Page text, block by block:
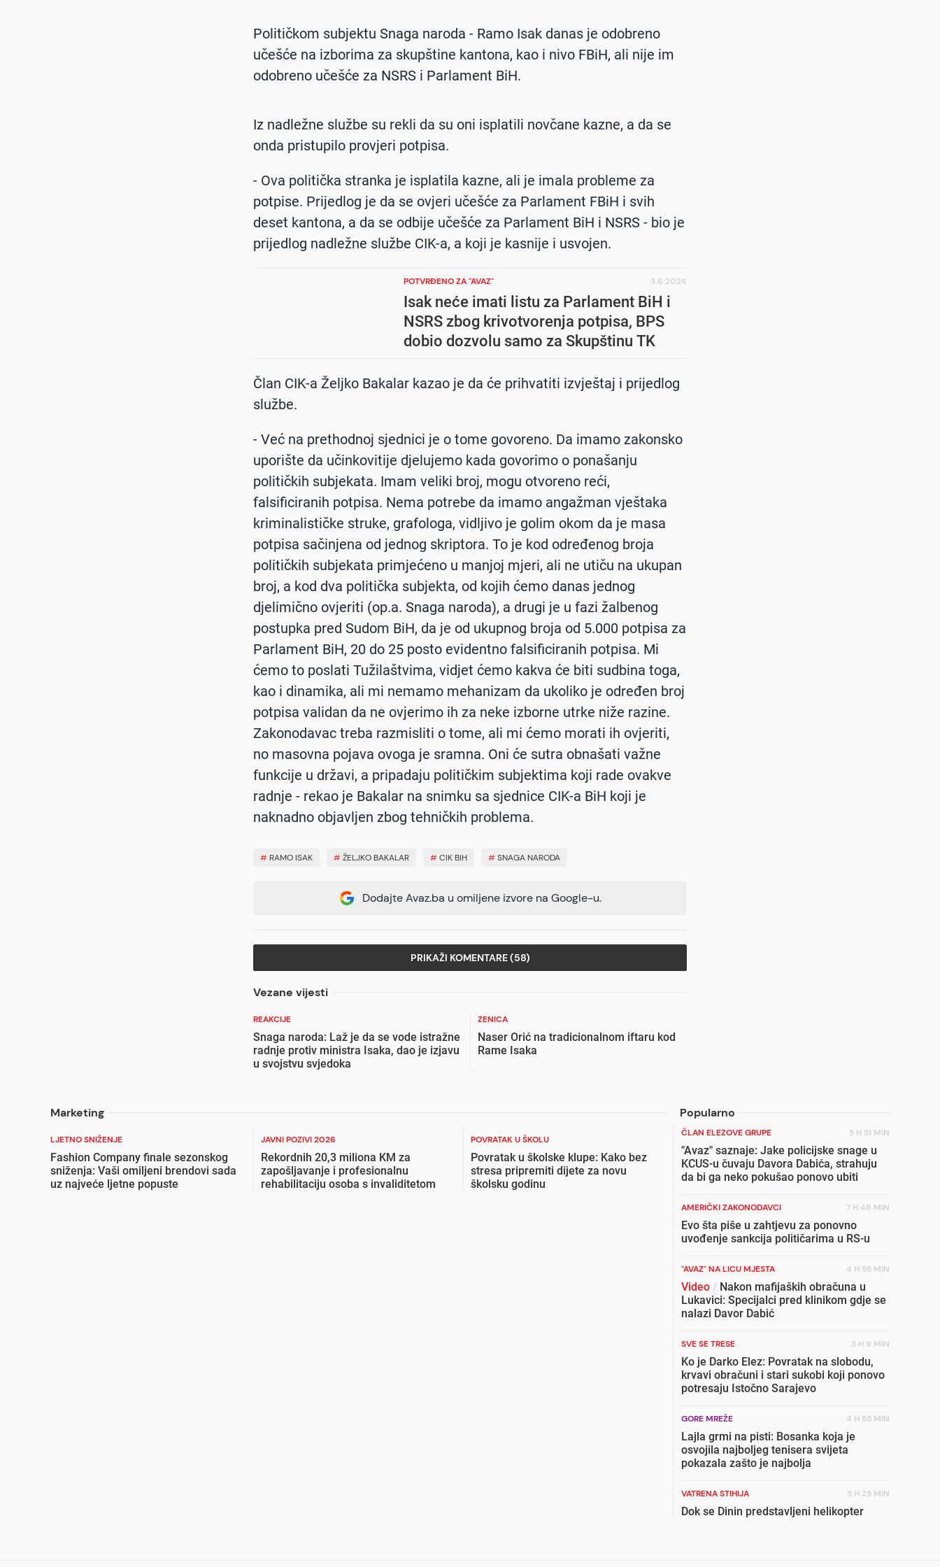
Političkom subjektu Snaga naroda - Ramo Isak danas je odobreno
učešće na izborima za skupštine kantona, kao i nivo FBiH, ali nije im
odobreno učešće za NSRS i Parlament BiH.
Iz nadležne službe su rekli da su oni isplatili novčane kazne, a da se
onda pristupilo provjeri potpisa.
- Ova politička stranka je isplatila kazne, ali je imala probleme za
potpise. Prijedlog je da se ovjeri učešće za Parlament FBiH i svih
deset kantona, a da se odbije učešće za Parlament BiH i NSRS - bio je
prijedlog nadležne službe CIK-a, a koji je kasnije i usvojen.
POTVRĐENO ZA "AVAZ" 3.6.2026
Isak neće imati listu za Parlament BiH i
NSRS zbog krivotvorenja potpisa, BPS
dobio dozvolu samo za Skupštinu TK
Član CIK-a Željko Bakalar kazao je da će prihvatiti izvještaj i prijedlog
službe.
- Već na prethodnoj sjednici je o tome govoreno. Da imamo zakonsko
uporište da učinkovitije djelujemo kada govorimo o ponašanju
političkih subjekata. Imam veliki broj, mogu otvoreno reći,
falsificiranih potpisa. Nema potrebe da imamo angažman vještaka
kriminalističke struke, grafologa, vidljivo je golim okom da je masa
potpisa sačinjena od jednog skriptora. To je kod određenog broja
političkih subjekata primjećeno u manjoj mjeri, ali ne utiču na ukupan
broj, a kod dva politička subjekta, od kojih ćemo danas jednog
djelimično ovjeriti (op.a. Snaga naroda), a drugi je u fazi žalbenog
postupka pred Sudom BiH, da je od ukupnog broja od 5.000 potpisa za
Parlament BiH, 20 do 25 posto evidentno falsificiranih potpisa. Mi
ćemo to poslati Tužilaštvima, vidjet ćemo kakva će biti sudbina toga,
kao i dinamika, ali mi nemamo mehanizam da ukoliko je određen broj
potpisa validan da ne ovjerimo ih za neke izborne utrke niže razine.
Zakonodavac treba razmisliti o tome, ali mi ćemo morati ih ovjeriti,
no masovna pojava ovoga je sramna. Oni će sutra obnašati važne
funkcije u državi, a pripadaju političkim subjektima koji rade ovakve
radnje - rekao je Bakalar na snimku sa sjednice CIK-a BiH koji je
naknadno objavljen zbog tehničkih problema.
# RAMO ISAK #ŽELJKO BAKALAR #CIK BIH #SNAGA NARODA
Dodajte Avaz.ba u omiljene izvore na Google-u.
PRIKAŽI KOMENTARE (58)
Vezane vijesti
REAKCIJE
Snaga naroda: Laž je da se vode istražne
radnje protiv ministra Isaka, dao je izjavu
u svojstvu svjedoka
ZENICA
Naser Orić na tradicionalnom iftaru kod
Rame Isaka
Marketing Popularno
LJETNO SNIŽENJE
Fashion Company finale sezonskog
sniženja: Vaši omiljeni brendovi sada
uz najveće ljetne popuste
JAVNI POZIVI 2026
Rekordnih 20,3 miliona KM za
zapošljavanje i profesionalnu
rehabilitaciju osoba s invaliditetom
POVRATAK U ŠKOLU
Povratak u školske klupe: Kako bez
stresa pripremiti dijete za novu
školsku godinu
ČLAN ELEZOVE GRUPE 5 H 51 MIN
"Avaz" saznaje: Jake policijske snage u
KCUS-u čuvaju Davora Dabića, strahuju
da bi ga neko pokušao ponovo ubiti
AMERIČKI ZAKONODAVCI 7 H 48 MIN
Evo šta piše u zahtjevu za ponovno
uvođenje sankcija političarima u RS-u
"AVAZ" NA LICU MJESTA 4 H 55 MIN
Video / Nakon mafijaških obračuna u
Lukavici: Specijalci pred klinikom gdje se
nalazi Davor Dabić
SVE SE TRESE 3 H 9 MIN
Ko je Darko Elez: Povratak na slobodu,
krvavi obračuni i stari sukobi koji ponovo
potresaju Istočno Sarajevo
GORE MREŽE 4 H 55 MIN
Lajla grmi na pisti: Bosanka koja je
osvojila najboljeg tenisera svijeta
pokazala zašto je najbolja
VATRENA STIHIJA 5 H 25 MIN
Dok se Dinin predstavljeni helikopter